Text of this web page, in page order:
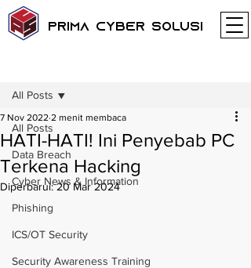
Prima Cyber Solusi
All Posts
Data Breach
Cyber News & Information
Phishing
ICS/OT Security
Security Awareness Training
All Posts
HATI-HATI! Ini Penyebab PC
Terkena Hacking
7 Nov 2022 2 menit membaca
Diperbarui:20 Mar 2024